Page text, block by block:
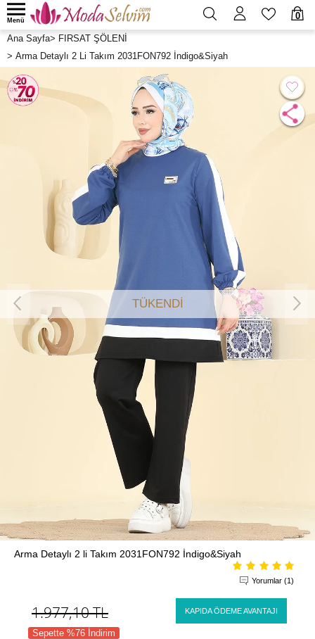
0
Menü
Ana Sayfa> FIRSAT ŞÖLENİ
> Arma Detaylı 2 Li Takım 2031FON792 İndigo&Siyah
TÜKENDİ
Arma Detaylı 2 li Takım 2031FON792 İndigo&Siyah
Yorumlar (1)
1.977,10TL KAPIDA ÖDEME AVANTAJI
Sepette %76 İndirim